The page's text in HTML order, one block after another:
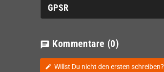
GPSR
chat Kommentare (0)
edit Willst Du nicht den ersten schreiben?